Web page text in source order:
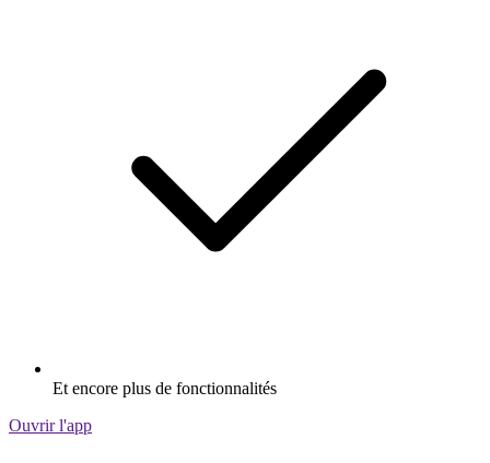
Et encore plus de fonctionnalités
Ouvrir l'app